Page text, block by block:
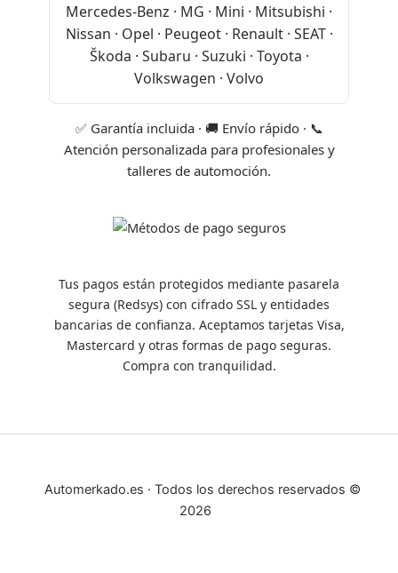
Mercedes-Benz · MG · Mini · Mitsubishi ·
Nissan · Opel · Peugeot · Renault · SEAT ·
Škoda · Subaru · Suzuki · Toyota ·
Volkswagen · Volvo
✅ Garantía incluida · 🚚 Envío rápido · 📞
Atención personalizada para profesionales y
talleres de automoción.
Tus pagos están protegidos mediante pasarela
segura (Redsys) con cifrado SSL y entidades
bancarias de confianza. Aceptamos tarjetas Visa,
Mastercard y otras formas de pago seguras.
Compra con tranquilidad.
Automerkado.es · Todos los derechos reservados ©
2026